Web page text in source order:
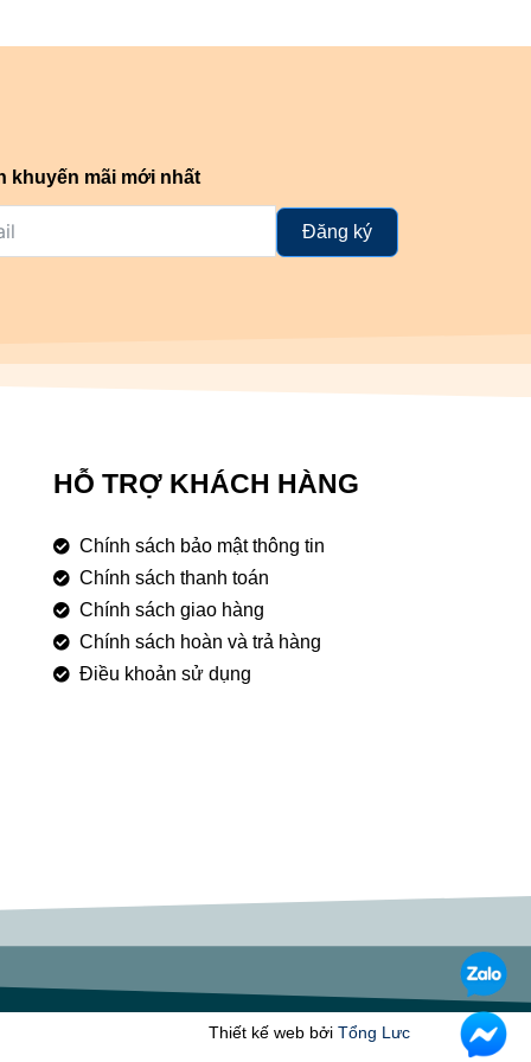
khuyến mãi mới nhất
Đăng ký
HỖ TRỢ KHÁCH HÀNG
Chính sách bảo mật thông tin
Chính sách thanh toán
Chính sách giao hàng
Chính sách hoàn và trả hàng
Điều khoản sử dụng
Thiết kế web bởi Tổng Lưc